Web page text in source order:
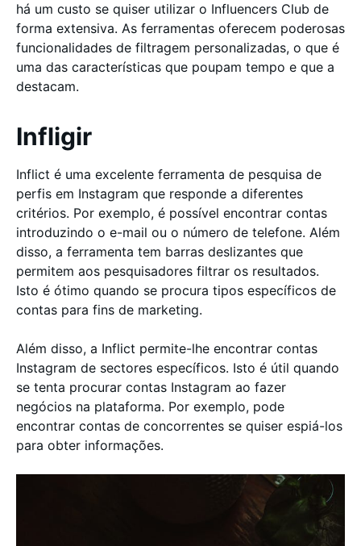
há um custo se quiser utilizar o Influencers Club de
forma extensiva. As ferramentas oferecem poderosas
funcionalidades de filtragem personalizadas, o que é
uma das características que poupam tempo e que a
destacam.
Infligir
Inflict é uma excelente ferramenta de pesquisa de
perfis em Instagram que responde a diferentes
critérios. Por exemplo, é possível encontrar contas
introduzindo o e-mail ou o número de telefone. Além
disso, a ferramenta tem barras deslizantes que
permitem aos pesquisadores filtrar os resultados.
Isto é ótimo quando se procura tipos específicos de
contas para fins de marketing.
Além disso, a Inflict permite-lhe encontrar contas
Instagram de sectores específicos. Isto é útil quando
se tenta procurar contas Instagram ao fazer
negócios na plataforma. Por exemplo, pode
encontrar contas de concorrentes se quiser espiá-los
para obter informações.